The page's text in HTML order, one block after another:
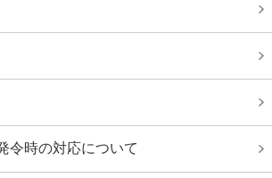
権水泳競技大会結果
泳競技大会
権水泳競技大会出場者
権（２５ｍ）水泳競技大会出場者
泳競技大会
選手権水泳競技大会結果
令時の対応について